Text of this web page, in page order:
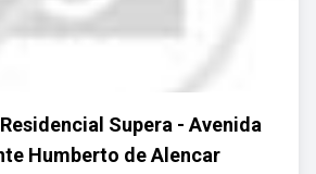
Supera - Avenida
Humberto de Alencar